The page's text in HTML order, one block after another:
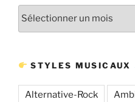
STYLES MUSICAUX
Alternative-Rock